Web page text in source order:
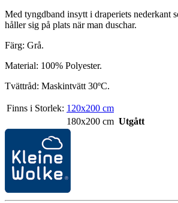
Med tyngdband insytt i draperiets nederkant
håller sig på plats när man duschar.
Färg: Grå.
Material: 100% Polyester.
Tvättråd: Maskintvätt 30ºC.
Finns i Storlek: 120x200 cm
180x200 cm Utgått